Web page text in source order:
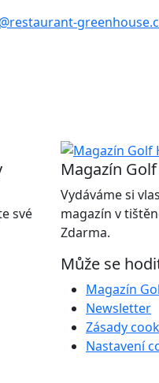
své
Magazín
Vydáváme si
magazín v
Zdarma.
Může se
Magazín
Newsletter
Zásady
Nastavení